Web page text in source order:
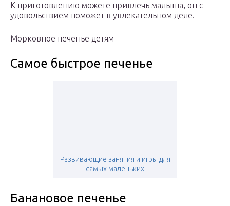
К приготовлению можете привлечь малыша, он с
удовольствием поможет в увлекательном деле.
Морковное печенье детям
Самое быстрое печенье
Развивающие занятия и игры для
самых маленьких
Банановое печенье